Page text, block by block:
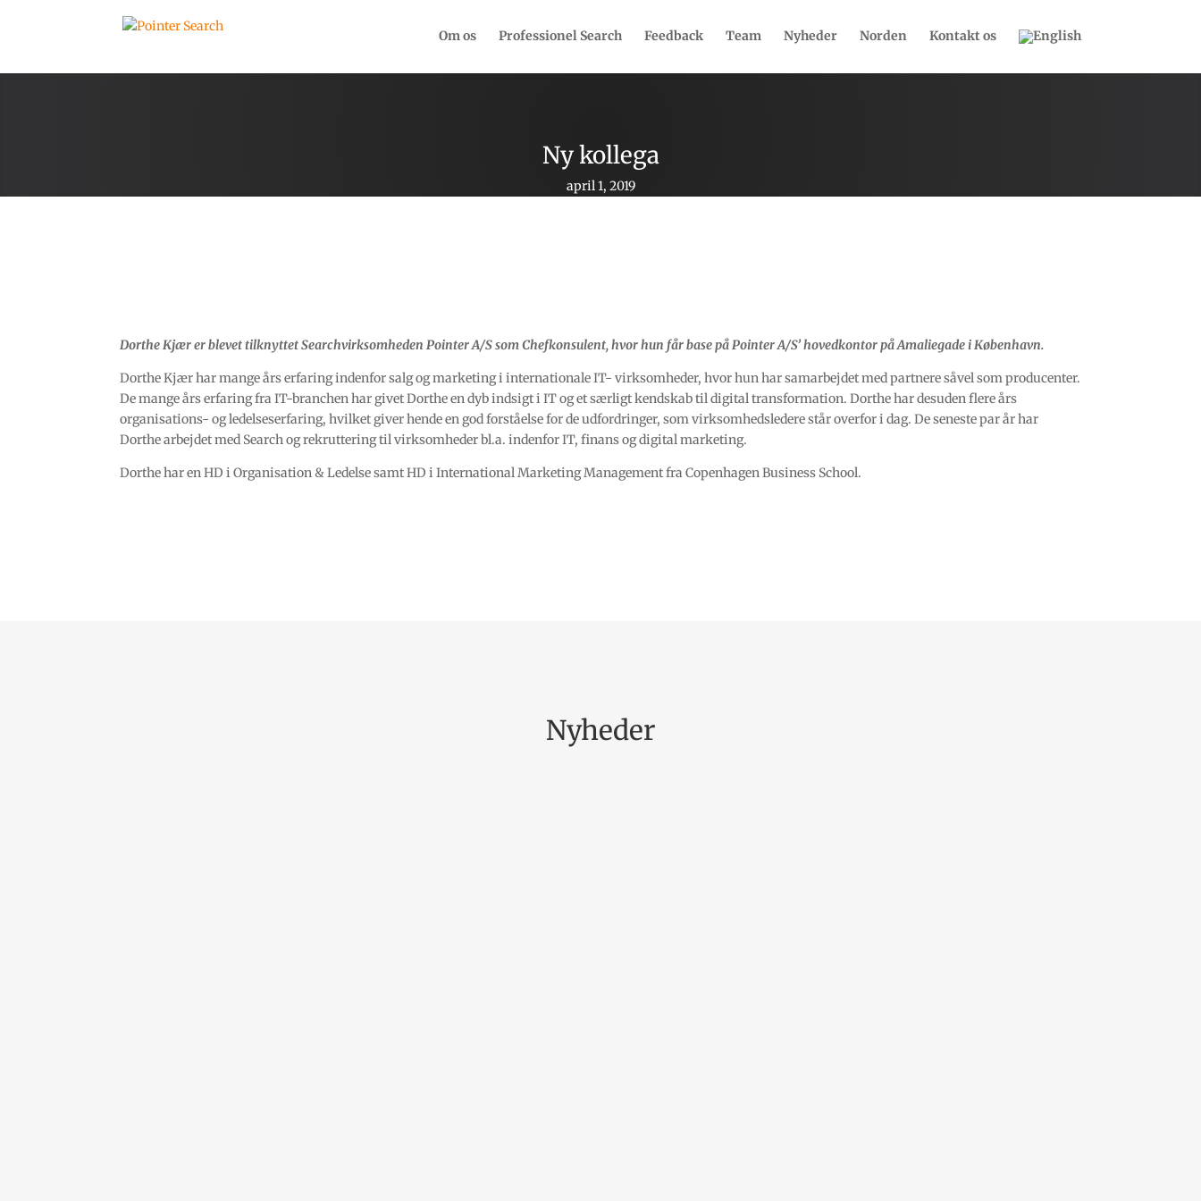
Om os Professionel Search Feedback Team Nyheder Norden Kontakt os
Ny kollega
april 1, 2019
Dorthe Kjær er blevet tilknyttet Searchvirksomheden Pointer A/S som Chefkonsulent, hvor hun får base på Pointer A/S’ hovedkontor på Amaliegade i København.
Dorthe Kjær har mange års erfaring indenfor salg og marketing i internationale IT- virksomheder, hvor hun har samarbejdet med partnere såvel som producenter.
De mange års erfaring fra IT-branchen har givet Dorthe en dyb indsigt i IT og et særligt kendskab til digital transformation. Dorthe har desuden flere års
organisations- og ledelseserfaring, hvilket giver hende en god forståelse for de udfordringer, som virksomhedsledere står overfor i dag. De seneste par år har
Dorthe arbejdet med Search og rekruttering til virksomheder bl.a. indenfor IT, finans og digital marketing.
Dorthe har en HD i Organisation & Ledelse samt HD i International Marketing Management fra Copenhagen Business School.
Nyheder